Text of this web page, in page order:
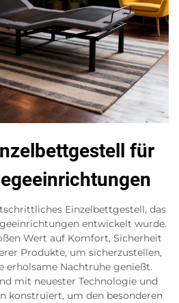
für
Einzelbettgestell, das
entwickelt wurde.
Wert auf Komfort, Sicherheit
Produkte, um sicherzustellen,
erholsame Nachtruhe genießt.
mit neuester Technologie und
konstruiert, um den besonderen